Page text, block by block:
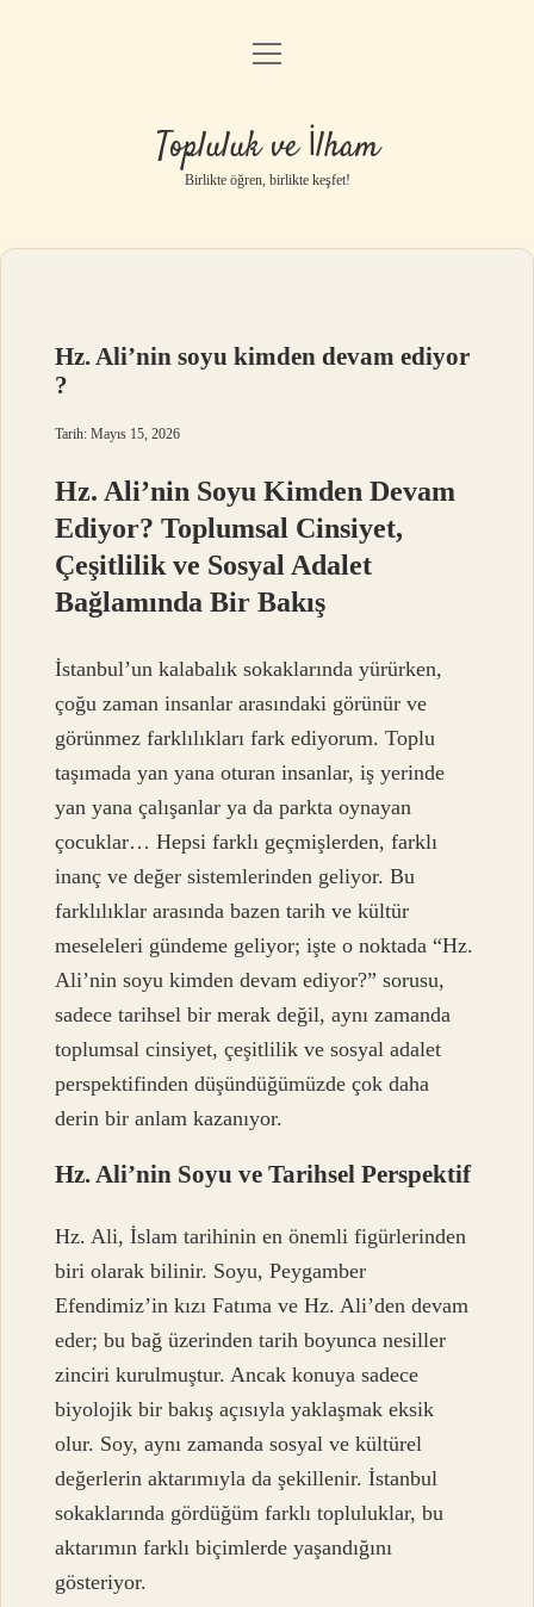
Anasayfa
Gizlilik Politikası
Yasal Uyarı
menüyü
Topluluk ve İlham
Birlikte öğren, birlikte keşfet!
Hz. Ali’nin soyu kimden devam ediyor
?
Tarih: Mayıs 15, 2026
Hz. Ali’nin Soyu Kimden Devam
Ediyor? Toplumsal Cinsiyet,
Çeşitlilik ve Sosyal Adalet
Bağlamında Bir Bakış
İstanbul’un kalabalık sokaklarında yürürken,
çoğu zaman insanlar arasındaki görünür ve
görünmez farklılıkları fark ediyorum. Toplu
taşımada yan yana oturan insanlar, iş yerinde
yan yana çalışanlar ya da parkta oynayan
çocuklar… Hepsi farklı geçmişlerden, farklı
inanç ve değer sistemlerinden geliyor. Bu
farklılıklar arasında bazen tarih ve kültür
meseleleri gündeme geliyor; işte o noktada “Hz.
Ali’nin soyu kimden devam ediyor?” sorusu,
sadece tarihsel bir merak değil, aynı zamanda
toplumsal cinsiyet, çeşitlilik ve sosyal adalet
perspektifinden düşündüğümüzde çok daha
derin bir anlam kazanıyor.
Hz. Ali’nin Soyu ve Tarihsel Perspektif
Hz. Ali, İslam tarihinin en önemli figürlerinden
biri olarak bilinir. Soyu, Peygamber
Efendimiz’in kızı Fatıma ve Hz. Ali’den devam
eder; bu bağ üzerinden tarih boyunca nesiller
zinciri kurulmuştur. Ancak konuya sadece
biyolojik bir bakış açısıyla yaklaşmak eksik
olur. Soy, aynı zamanda sosyal ve kültürel
değerlerin aktarımıyla da şekillenir. İstanbul
sokaklarında gördüğüm farklı topluluklar, bu
aktarımın farklı biçimlerde yaşandığını
gösteriyor.